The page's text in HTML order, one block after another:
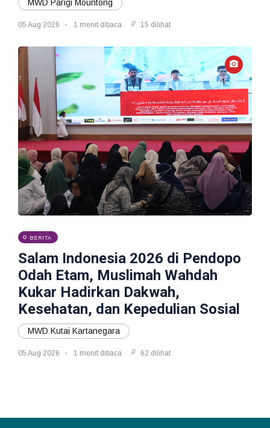
MWD Parigi Mountong
05 Aug 2026 1 menit dibaca 15 dilihat
BERITA
Salam Indonesia 2026 di Pendopo
Odah Etam, Muslimah Wahdah
Kukar Hadirkan Dakwah,
Kesehatan, dan Kepedulian Sosial
MWD Kutai Kartanegara
05 Aug 2026 1 menit dibaca 62 dilihat